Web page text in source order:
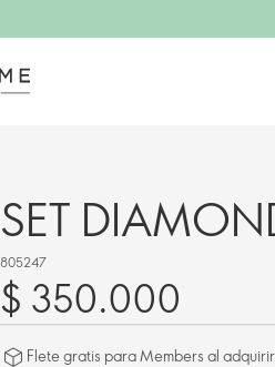
SET
805247
$ 350.000
Flete gratis para Members al